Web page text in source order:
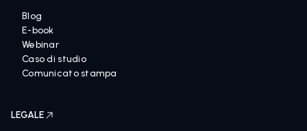
Blog
E-book
Webinar
Caso di studio
Comunicato stampa
LEGALE